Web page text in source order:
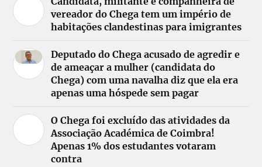
vereador do Chega tem um império de
habitações clandestinas para imigrantes
Deputado do Chega acusado de agredir e
de ameaçar a mulher (candidata do
Chega) com uma navalha diz que ela era
apenas uma hóspede sem pagar
O Chega foi excluído das atividades da
Associação Académica de Coimbra!
Apenas 1% dos estudantes votaram
contra